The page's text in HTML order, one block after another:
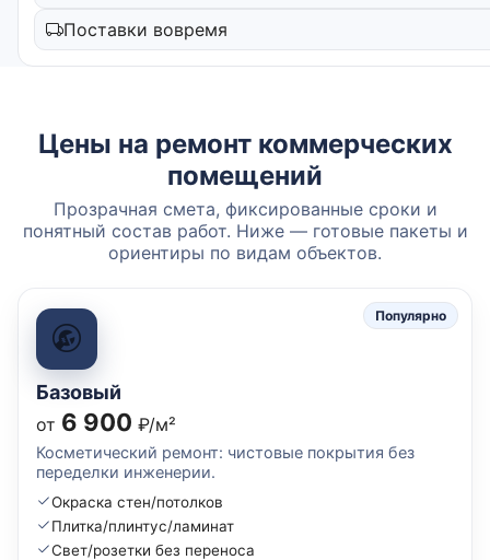
Поставки вовремя
Цены на ремонт коммерческих
помещений
Прозрачная смета, фиксированные сроки и
понятный состав работ. Ниже — готовые пакеты и
ориентиры по видам объектов.
Популярно
Базовый
от 6 900 ₽/м²
Косметический ремонт: чистовые покрытия без
переделки инженерии.
Окраска стен/потолков
Плитка/плинтус/ламинат
Свет/розетки без переноса